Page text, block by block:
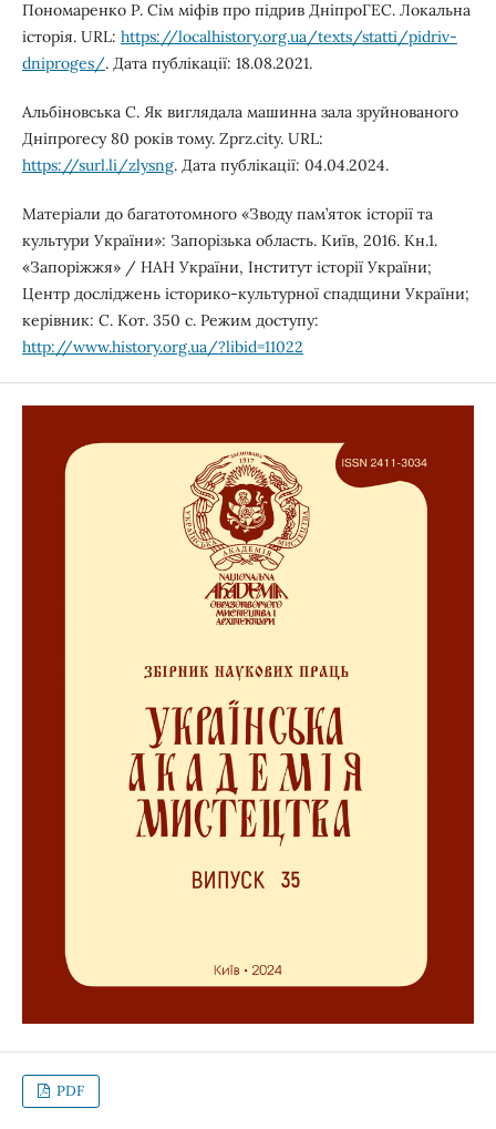
Пономаренко Р. Сім міфів про підрив ДніпроГЕС. Локальна
історія. URL: https://localhistory.org.ua/texts/statti/pidriv-
dniproges/. Дата публікації: 18.08.2021.
Альбіновська С. Як виглядала машинна зала зруйнованого
Дніпрогесу 80 років тому. Zprz.city. URL:
https://surl.li/zlysng. Дата публікації: 04.04.2024.
Матеріали до багатотомного «Зводу пам’яток історії та
культури України»: Запорізька область. Київ, 2016. Кн.1.
«Запоріжжя» / НАН України, Інститут історії України;
Центр досліджень історико-культурної спадщини України;
керівник: С. Кот. 350 с. Режим доступу:
http://www.history.org.ua/?libid=11022
PDF